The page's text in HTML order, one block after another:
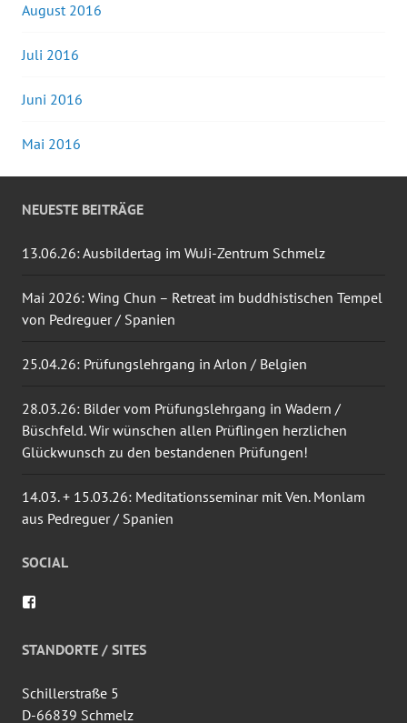
August 2016
Juli 2016
Juni 2016
Mai 2016
NEUESTE BEITRÄGE
13.06.26: Ausbildertag im WuJi-Zentrum Schmelz
Mai 2026: Wing Chun – Retreat im buddhistischen Tempel
von Pedreguer / Spanien
25.04.26: Prüfungslehrgang in Arlon / Belgien
28.03.26: Bilder vom Prüfungslehrgang in Wadern /
Büschfeld. Wir wünschen allen Prüflingen herzlichen
Glückwunsch zu den bestandenen Prüfungen!
14.03. + 15.03.26: Meditationsseminar mit Ven. Monlam
aus Pedreguer / Spanien
SOCIAL
auf
Facebook
STANDORTE / SITES
Schillerstraße 5
D-66839 Schmelz